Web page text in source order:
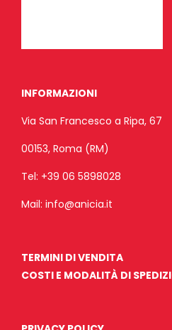
INFORMAZIONI
Via San Francesco a Ripa, 67
00153, Roma (RM)
Tel: +39 06 5898028
Mail: info@anicia.it
TERMINI DI VENDITA
COSTI E MODALITÀ DI